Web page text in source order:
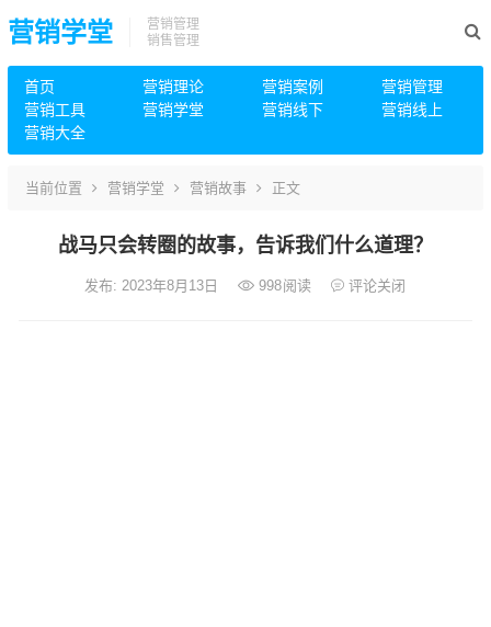
营销学堂
营销管理
销售管理
首页 营销理论 营销案例
营销管理
营销工具
营销学堂 营销线下
营销线上
营销大全
当前位置 营销学堂 营销故事 正文
战马只会转圈的故事，告诉我们什么道理？
发布: 2023年8月13日 998阅读 评论关闭